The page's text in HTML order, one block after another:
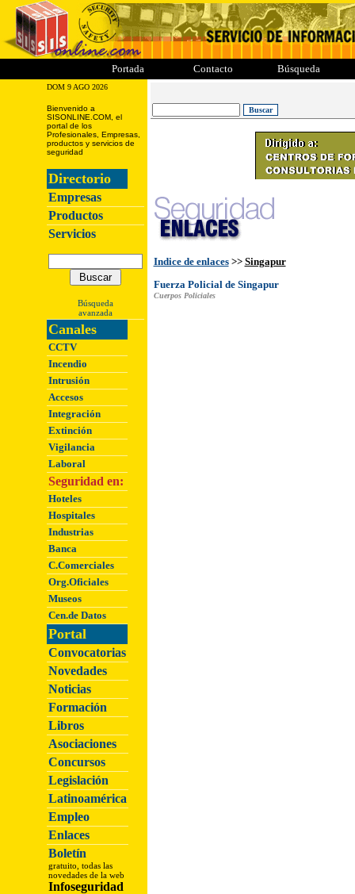
Portada Contacto Búsqueda
DOM 9 AGO 2026
Bienvenido a
SISONLINE.COM, el
portal de los
Profesionales, Empresas,
productos y servicios de
seguridad
Directorio
Empresas
Productos
Servicios
Búsqueda
avanzada
Canales
CCTV
Incendio
Intrusión
Accesos
Integración
Extinción
Vigilancia
Laboral
Seguridad en:
Hoteles
Hospitales
Industrias
Banca
C.Comerciales
Org.Oficiales
Museos
Cen.de Datos
Portal
Convocatorias
Novedades
Noticias
Formación
Libros
Asociaciones
Concursos
Legislación
Latinoamérica
Empleo
Enlaces
Boletín
gratuito, todas las
novedades de la web
Infoseguridad
Indice de enlaces >> Singapur
Fuerza Policial de Singapur
Cuerpos Policiales